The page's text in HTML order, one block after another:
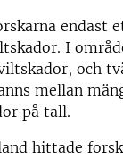
endast
I
och
mellan
på tall.
hittade